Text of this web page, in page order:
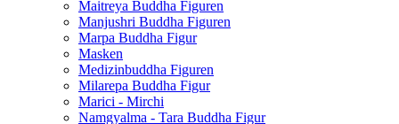
Maitreya Buddha Figuren
Manjushri Buddha Figuren
Marpa Buddha Figur
Masken
Medizinbuddha Figuren
Milarepa Buddha Figur
Marici - Mirchi
Namgyalma - Tara Buddha Figur